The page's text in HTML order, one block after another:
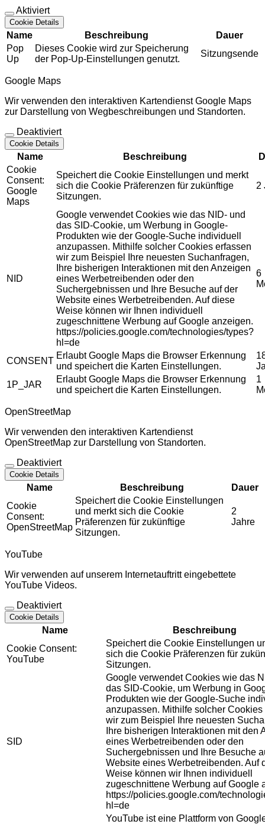
Aktiviert
Cookie Details
Name Beschreibung
Dauer
Pop
Up
Dieses Cookie wird zur Speicherung
der Pop-Up-Einstellungen genutzt.
Sitzungsende
Google Maps
Wir verwenden den interaktiven Kartendienst Google Maps
zur Darstellung von Wegbeschreibungen und Standorten.
Deaktiviert
Cookie Details
Name Beschreibung
Cookie
Consent:
Google
Maps
Speichert die Cookie Einstellungen und merkt
sich die Cookie Präferenzen für zukünftige
Sitzungen.
2
NID
Google verwendet Cookies wie das NID- und
das SID-Cookie, um Werbung in Google-
Produkten wie der Google-Suche individuell
anzupassen. Mithilfe solcher Cookies erfassen
wir zum Beispiel Ihre neuesten Suchanfragen,
Ihre bisherigen Interaktionen mit den Anzeigen
eines Werbetreibenden oder den
Suchergebnissen und Ihre Besuche auf der
Website eines Werbetreibenden. Auf diese
Weise können wir Ihnen individuell
zugeschnittene Werbung auf Google anzeigen.
https://policies.google.com/technologies/types?
hl=de
6
CONSENT
Erlaubt Google Maps die Browser Erkennung
und speichert die Karten Einstellungen.
1P_JAR
Erlaubt Google Maps die Browser Erkennung
und speichert die Karten Einstellungen.
1
OpenStreetMap
Wir verwenden den interaktiven Kartendienst
OpenStreetMap zur Darstellung von Standorten.
Deaktiviert
Cookie Details
Name Beschreibung
Dauer
Cookie
Consent:
OpenStreetMap
Speichert die Cookie Einstellungen
und merkt sich die Cookie
Präferenzen für zukünftige
Sitzungen.
2
Jahre
YouTube
Wir verwenden auf unserem Internetauftritt eingebettete
YouTube Videos.
Deaktiviert
Cookie Details
Name
Beschreibung
Cookie Consent:
YouTube
Speichert die Cookie Einstellungen
sich die Cookie Präferenzen für
Sitzungen.
SID
Google verwendet Cookies wie das
das SID-Cookie, um Werbung in
Produkten wie der Google-Suche
anzupassen. Mithilfe solcher Cookies
wir zum Beispiel Ihre neuesten
Ihre bisherigen Interaktionen mit den
eines Werbetreibenden oder den
Suchergebnissen und Ihre Besuche
Website eines Werbetreibenden. Auf
Weise können wir Ihnen individuell
zugeschnittene Werbung auf Google
https://policies.google.com/
hl=de
YouTube ist eine Plattform von